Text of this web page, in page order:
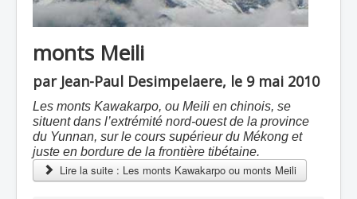
monts Meili
par Jean-Paul Desimpelaere, le 9 mai 2010
Les monts Kawakarpo, ou Meili en chinois, se
situent dans l’extrémité nord-ouest de la province
du Yunnan, sur le cours supérieur du Mékong et
juste en bordure de la frontière tibétaine.
Lire la suite : Les monts Kawakarpo ou monts Meili